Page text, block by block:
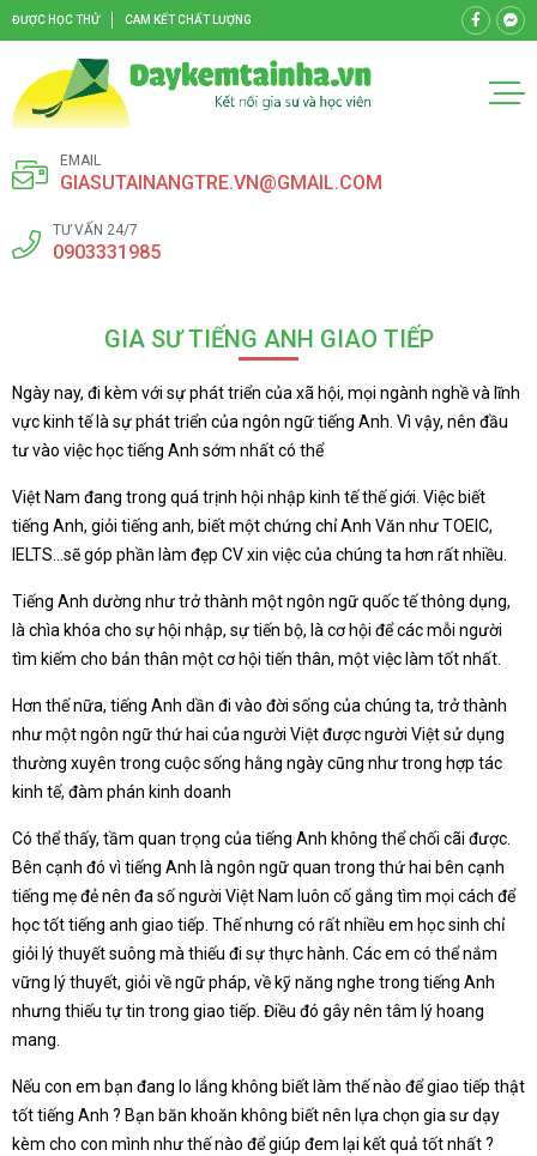
ĐƯỢC HỌC THỬ CAM KẾT CHẤT LƯỢNG
EMAIL
GIASUTAINANGTRE.VN@GMAIL.COM
TƯ VẤN 24/7
0903331985
GIA SƯ TIẾNG ANH GIAO TIẾP
Ngày nay, đi kèm với sự phát triển của xã hội, mọi ngành nghề và lĩnh
vực kinh tế là sự phát triển của ngôn ngữ tiếng Anh. Vì vậy, nên đầu
tư vào việc học tiếng Anh sớm nhất có thể
Việt Nam đang trong quá trịnh hội nhập kinh tế thế giới. Việc biết
tiếng Anh, giỏi tiếng anh, biết một chứng chỉ Anh Văn như TOEIC,
IELTS…sẽ góp phần làm đẹp CV xin việc của chúng ta hơn rất nhiều.
Tiếng Anh dường như trở thành một ngôn ngữ quốc tế thông dụng,
là chìa khóa cho sự hội nhập, sự tiến bộ, là cơ hội để các mỗi người
tìm kiếm cho bản thân một cơ hội tiến thân, một việc làm tốt nhất.
Hơn thế nữa, tiếng Anh dần đi vào đời sống của chúng ta, trở thành
như một ngôn ngữ thứ hai của người Việt được người Việt sử dụng
thường xuyên trong cuộc sống hằng ngày cũng như trong hợp tác
kinh tế, đàm phán kinh doanh
Có thể thấy, tầm quan trọng của tiếng Anh không thể chối cãi được.
Bên cạnh đó vì tiếng Anh là ngôn ngữ quan trong thứ hai bên cạnh
tiếng mẹ đẻ nên đa số người Việt Nam luôn cố gắng tìm mọi cách để
học tốt tiếng anh giao tiếp. Thế nhưng có rất nhiều em học sinh chỉ
giỏi lý thuyết suông mà thiếu đi sự thực hành. Các em có thể nắm
vững lý thuyết, giỏi về ngữ pháp, về kỹ năng nghe trong tiếng Anh
nhưng thiếu tự tin trong giao tiếp. Điều đó gây nên tâm lý hoang
mang.
Nếu con em bạn đang lo lắng không biết làm thế nào để giao tiếp thật
tốt tiếng Anh ? Bạn băn khoăn không biết nên lựa chọn gia sư dạy
kèm cho con mình như thế nào để giúp đem lại kết quả tốt nhất ?